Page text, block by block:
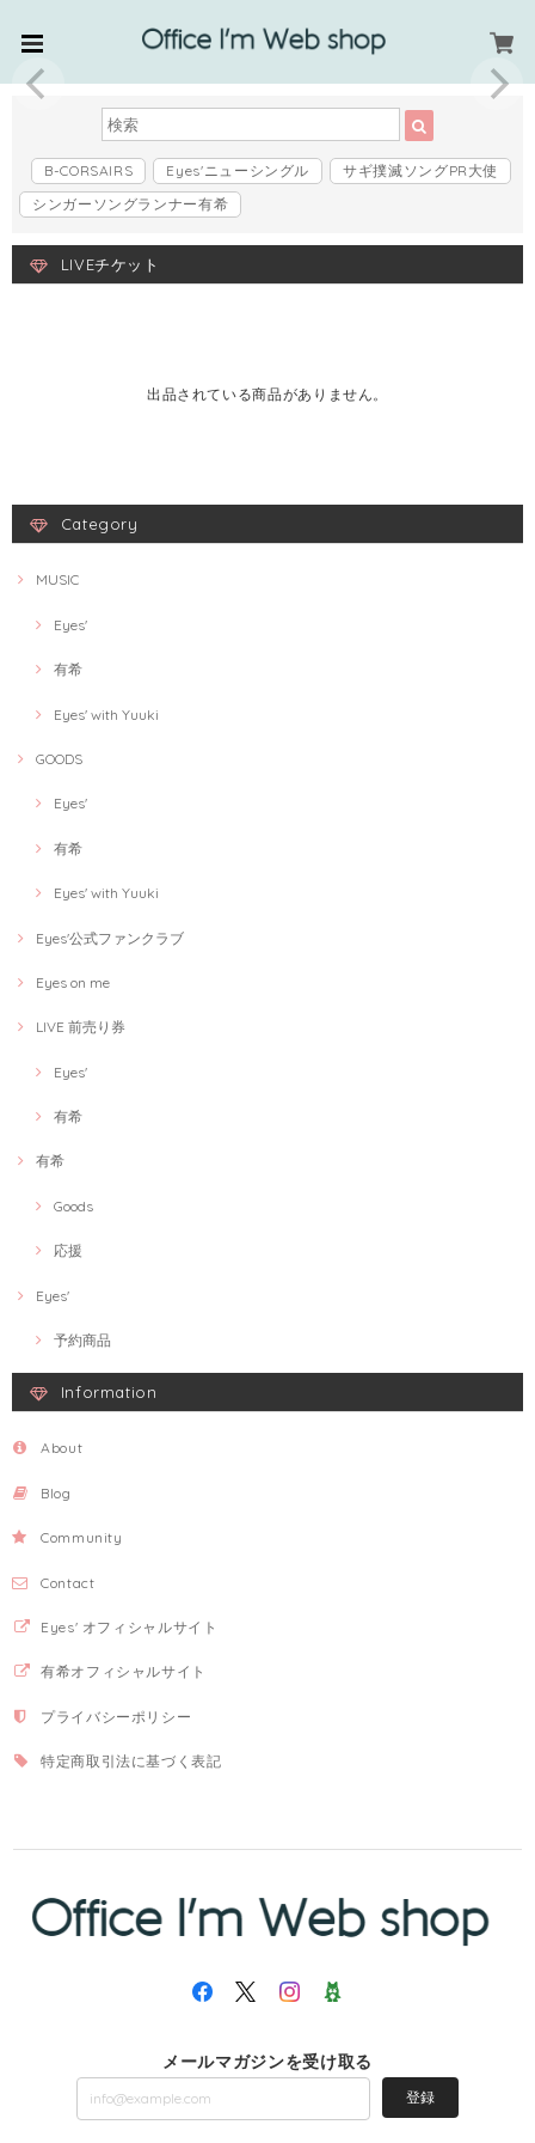
B-CORSAIRS Eyes'ニューシングル
サギ撲滅ソングPR大使
シンガーソングランナー有希
LIVEチケット
出品されている商品がありません。
Category
MUSIC
Eyes'
有希
Eyes' with Yuuki
GOODS
Eyes'
有希
Eyes' with Yuuki
Eyes'公式ファンクラブ
Eyes on me
LIVE 前売り券
Eyes'
有希
有希
Goods
応援
Eyes'
予約商品
Information
About
Blog
Community
Contact
Eyes' オフィシャルサイト
有希オフィシャルサイト
プライバシーポリシー
特定商取引法に基づく表記
メールマガジンを受け取る
登録